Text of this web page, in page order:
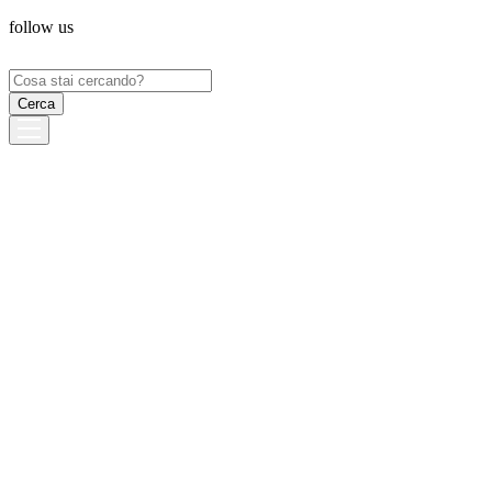
follow us
Ricerca
per: